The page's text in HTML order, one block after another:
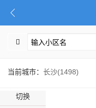
当前城市： 长沙(1498)
切换